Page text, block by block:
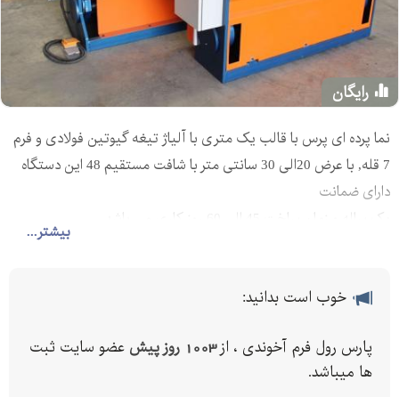
رایگان
بیشتر...
نما پرده ای پرس با قالب یک متری با آلیاژ تیغه گیوتین فولادی و فرم
7 قله, با عرض 20الی 30 سانتی متر با شافت مستقیم 48 این دستگاه
دارای ضمانت
خوب است بدانید:
پارس رول فرم آخوندی ، از1003 روز پیش
عضو سایت ثبت
ها میباشد.